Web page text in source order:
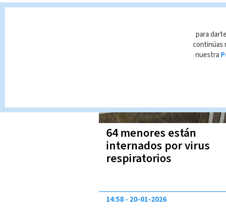
64 menores están
internados por virus
respiratorios
14:58 20-01-2026
para
continúas
nuestra